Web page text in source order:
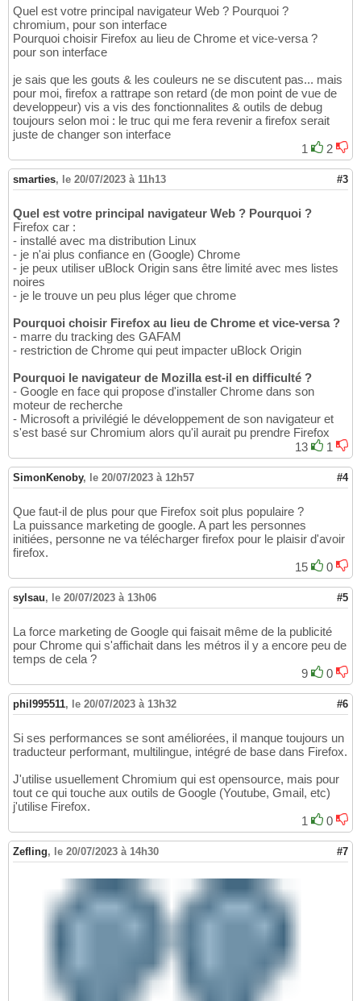
Quel est votre principal navigateur Web ? Pourquoi ?
chromium, pour son interface
Pourquoi choisir Firefox au lieu de Chrome et vice-versa ?
pour son interface
je sais que les gouts & les couleurs ne se discutent pas... mais
pour moi, firefox a rattrape son retard (de mon point de vue de
developpeur) vis a vis des fonctionnalites & outils de debug
toujours selon moi : le truc qui me fera revenir a firefox serait
juste de changer son interface
1
2
smarties, le 20/07/2023 à 11h13 #3
Quel est votre principal navigateur Web ? Pourquoi ?
Firefox car :
- installé avec ma distribution Linux
- je n'ai plus confiance en (Google) Chrome
- je peux utiliser uBlock Origin sans être limité avec mes listes
noires
- je le trouve un peu plus léger que chrome
Pourquoi choisir Firefox au lieu de Chrome et vice-versa ?
- marre du tracking des GAFAM
- restriction de Chrome qui peut impacter uBlock Origin
Pourquoi le navigateur de Mozilla est-il en difficulté ?
- Google en face qui propose d'installer Chrome dans son
moteur de recherche
- Microsoft a privilégié le développement de son navigateur et
s'est basé sur Chromium alors qu'il aurait pu prendre Firefox
13
1
SimonKenoby, le 20/07/2023 à 12h57 #4
Que faut-il de plus pour que Firefox soit plus populaire ?
La puissance marketing de google. A part les personnes
initiées, personne ne va télécharger firefox pour le plaisir d'avoir
firefox.
15
0
sylsau, le 20/07/2023 à 13h06 #5
La force marketing de Google qui faisait même de la publicité
pour Chrome qui s'affichait dans les métros il y a encore peu de
temps de cela ?
9
0
phil995511, le 20/07/2023 à 13h32 #6
Si ses performances se sont améliorées, il manque toujours un
traducteur performant, multilingue, intégré de base dans Firefox.
J'utilise usuellement Chromium qui est opensource, mais pour
tout ce qui touche aux outils de Google (Youtube, Gmail, etc)
j'utilise Firefox.
1
0
Zefling, le 20/07/2023 à 14h30 #7